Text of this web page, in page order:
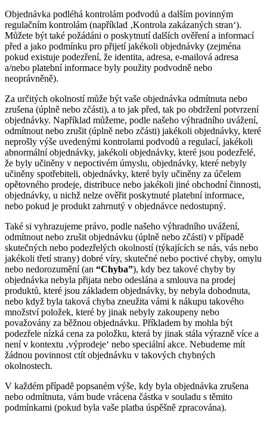
Objednávka podléhá kontrolám podvodů a dalším povinným
regulačním kontrolám (například ‚Kontrola zakázaných stran‘).
Můžete být také požádáni o poskytnutí dalších ověření a informací
před a jako podmínku pro přijetí jakékoli objednávky (zejména
pokud existuje podezření, že identita, adresa, e-mailová adresa
a/nebo platební informace byly použity podvodně nebo
neoprávněně).
Za určitých okolností může být vaše objednávka odmítnuta nebo
zrušena (úplně nebo zčásti), a to jak před, tak po obdržení potvrzení
objednávky. Například můžeme, podle našeho výhradního uvážení,
odmítnout nebo zrušit (úplně nebo zčásti) jakékoli objednávky, které
neprošly výše uvedenými kontrolami podvodů a regulací, jakékoli
abnormální objednávky, jakékoli objednávky, které jsou podezřelé,
že byly učiněny v nepoctivém úmyslu, objednávky, které nebyly
učiněny spotřebiteli, objednávky, které byly učiněny za účelem
opětovného prodeje, distribuce nebo jakékoli jiné obchodní činnosti,
objednávky, u nichž nelze ověřit poskytnuté platební informace,
nebo pokud je produkt zahrnutý v objednávce nedostupný.
Také si vyhrazujeme právo, podle našeho výhradního uvážení,
odmítnout nebo zrušit objednávku (úplně nebo zčásti) v případě
skutečných nebo podezřelých okolností (týkajících se nás, vás nebo
jakékoli třetí strany) dobré víry, skutečné nebo poctivé chyby, omylu
nebo nedorozumění (an “Chyba”), kdy bez takové chyby by
objednávka nebyla přijata nebo odeslána a smlouva na prodej
produktů, které jsou základem objednávky, by nebyla dohodnuta,
nebo když byla taková chyba zneužita vámi k nákupu takového
množství položek, které by jinak nebyly zakoupeny nebo
považovány za běžnou objednávku. Příkladem by mohla být
podezřele nízká cena za položku, která by jinak stála výrazně více a
není v kontextu ‚výprodeje‘ nebo speciální akce. Nebudeme mít
žádnou povinnost ctít objednávku v takových chybných
okolnostech.
V každém případě popsaném výše, kdy byla objednávka zrušena
nebo odmítnuta, vám bude vrácena částka v souladu s těmito
podmínkami (pokud byla vaše platba úspěšně zpracována).